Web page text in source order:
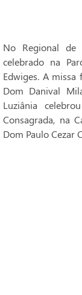
No Regional de
celebrado na
Edwiges. A
Dom Danival
Luziânia
Consagrada, na
Dom Paulo Cezar